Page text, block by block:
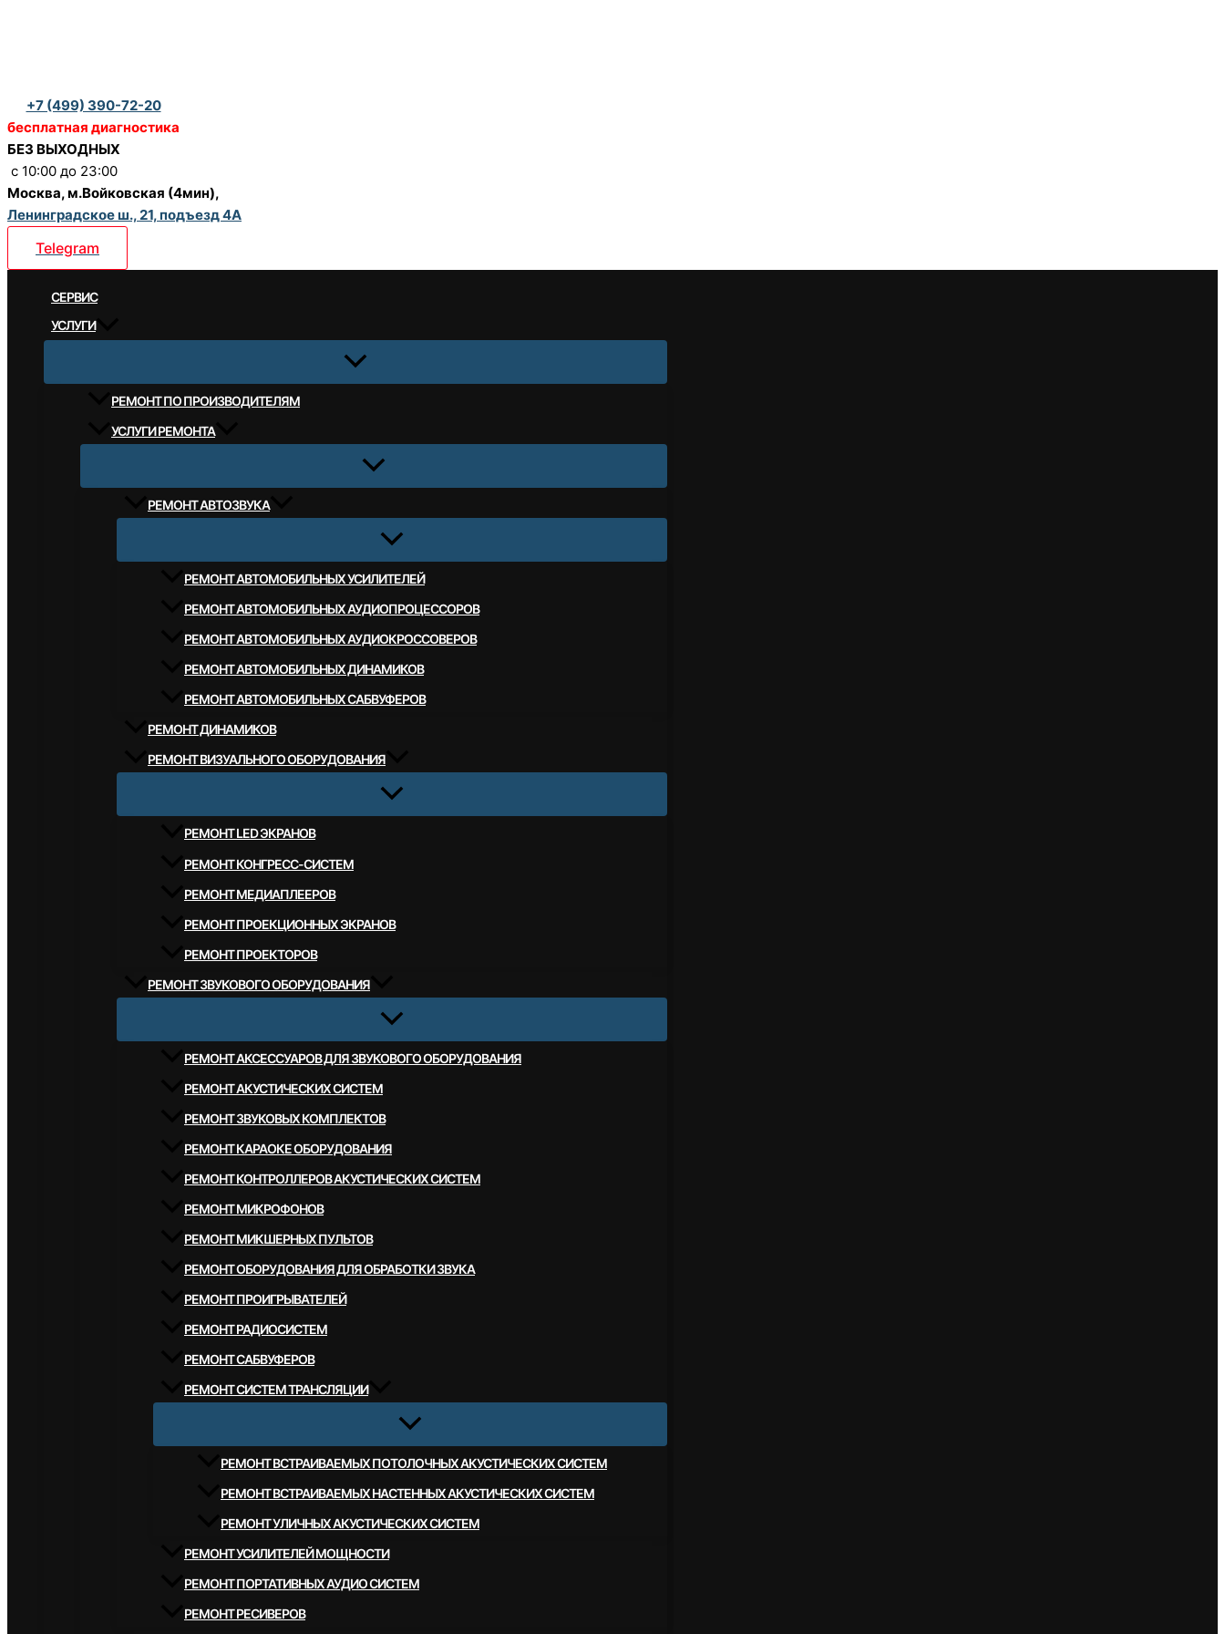
+7 (499) 390-72-20
бесплатная диагностика
БЕЗ ВЫХОДНЫХ
c 10:00 до 23:00
Москва, м.Войковская (4мин),
Ленинградское ш., 21, подъезд 4А
Telegram
CЕРВИС
УСЛУГИ
РЕМОНТ ПО ПРОИЗВОДИТЕЛЯМ
УСЛУГИ РЕМОНТА
РЕМОНТ АВТОЗВУКА
РЕМОНТ АВТОМОБИЛЬНЫХ УСИЛИТЕЛЕЙ
РЕМОНТ АВТОМОБИЛЬНЫХ АУДИОПРОЦЕССОРОВ
РЕМОНТ АВТОМОБИЛЬНЫХ АУДИОКРОССОВЕРОВ
РЕМОНТ АВТОМОБИЛЬНЫХ ДИНАМИКОВ
РЕМОНТ АВТОМОБИЛЬНЫХ САБВУФЕРОВ
РЕМОНТ ДИНАМИКОВ
РЕМОНТ ВИЗУАЛЬНОГО ОБОРУДОВАНИЯ
РЕМОНТ LED ЭКРАНОВ
РЕМОНТ КОНГРЕСС-СИСТЕМ
РЕМОНТ МЕДИАПЛЕЕРОВ
РЕМОНТ ПРОЕКЦИОННЫХ ЭКРАНОВ
РЕМОНТ ПРОЕКТОРОВ
РЕМОНТ ЗВУКОВОГО ОБОРУДОВАНИЯ
РЕМОНТ АКСЕССУАРОВ ДЛЯ ЗВУКОВОГО ОБОРУДОВАНИЯ
РЕМОНТ АКУСТИЧЕСКИХ СИСТЕМ
РЕМОНТ ЗВУКОВЫХ КОМПЛЕКТОВ
РЕМОНТ КАРАОКЕ ОБОРУДОВАНИЯ
РЕМОНТ КОНТРОЛЛЕРОВ АКУСТИЧЕСКИХ СИСТЕМ
РЕМОНТ МИКРОФОНОВ
РЕМОНТ МИКШЕРНЫХ ПУЛЬТОВ
РЕМОНТ ОБОРУДОВАНИЯ ДЛЯ ОБРАБОТКИ ЗВУКА
РЕМОНТ ПРОИГРЫВАТЕЛЕЙ
РЕМОНТ РАДИОСИСТЕМ
РЕМОНТ САБВУФЕРОВ
РЕМОНТ СИСТЕМ ТРАНСЛЯЦИИ
РЕМОНТ ВСТРАИВАЕМЫХ ПОТОЛОЧНЫХ АКУСТИЧЕСКИХ СИСТЕМ
РЕМОНТ ВСТРАИВАЕМЫХ НАСТЕННЫХ АКУСТИЧЕСКИХ СИСТЕМ
РЕМОНТ УЛИЧНЫХ АКУСТИЧЕСКИХ СИСТЕМ
РЕМОНТ УСИЛИТЕЛЕЙ МОЩНОСТИ
РЕМОНТ ПОРТАТИВНЫХ АУДИО СИСТЕМ
РЕМОНТ РЕСИВЕРОВ